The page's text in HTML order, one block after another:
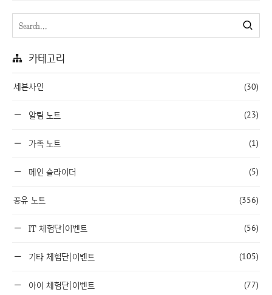
카테고리
세븐사인 (30)
알림 노트 (23)
가족 노트 (1)
메인 슬라이더 (5)
공유 노트 (356)
IT 체험단|이벤트 (56)
기타 체험단|이벤트 (105)
아이 체험단|이벤트 (77)